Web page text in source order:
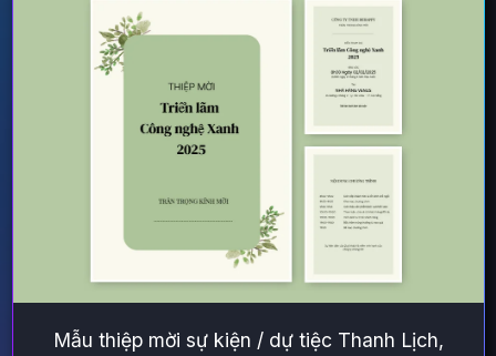
Mẫu thiệp mời sự kiện / dự tiệc Thanh Lịch,